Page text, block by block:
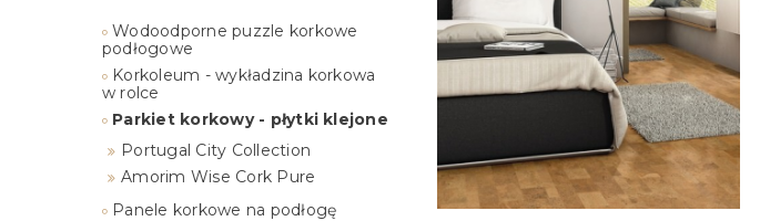
Wodoodporne puzzle korkowe
podłogowe
Korkoleum - wykładzina korkowa
w rolce
Parkiet korkowy - płytki klejone
Portugal City Collection
Amorim Wise Cork Pure
Panele korkowe na podłogę